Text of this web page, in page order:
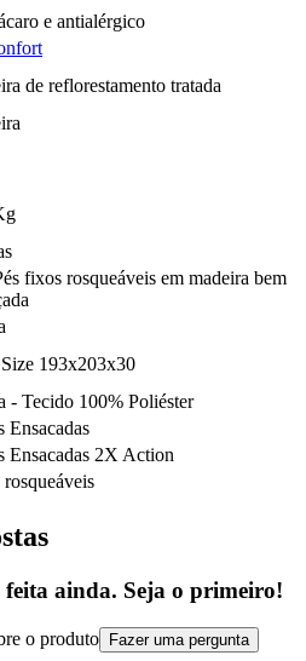
e antialérgico
de reflorestamento tratada
fixos rosqueáveis em madeira bem
193x203x30
- Tecido 100% Poliéster
Ensacadas
Ensacadas 2X Action
ainda. Seja o primeiro!
o produto Fazer uma pergunta